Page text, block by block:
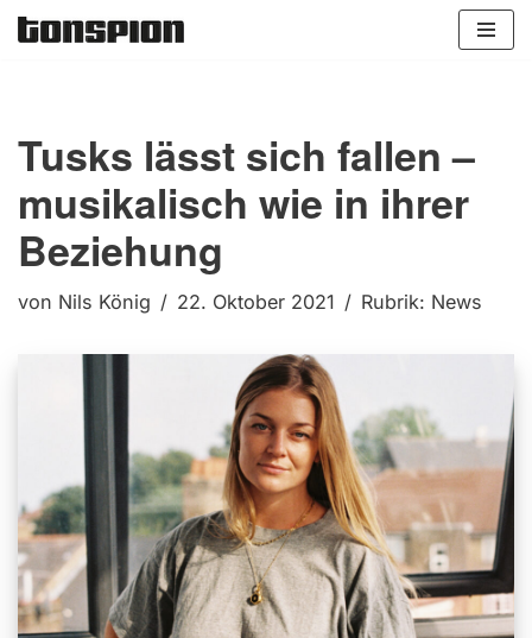
Tusks lässt sich fallen –
musikalisch wie in ihrer
Beziehung
von Nils König 22. Oktober 2021 Rubrik: News